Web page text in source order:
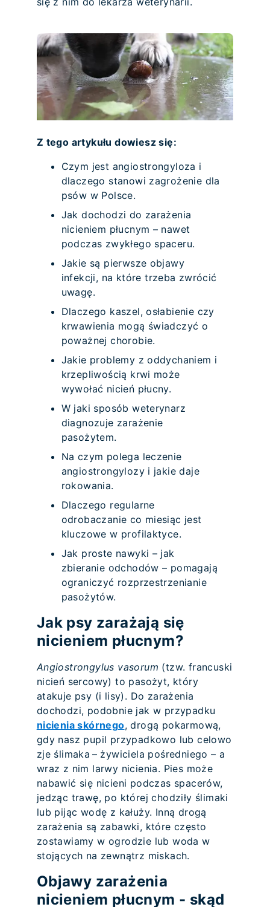
Z tego artykułu dowiesz się:
Czym jest angiostrongyloza i
dlaczego stanowi zagrożenie dla
psów w Polsce.
Jak dochodzi do zarażenia
nicieniem płucnym – nawet
podczas zwykłego spaceru.
Jakie są pierwsze objawy
infekcji, na które trzeba zwrócić
uwagę.
Dlaczego kaszel, osłabienie czy
krwawienia mogą świadczyć o
poważnej chorobie.
Jakie problemy z oddychaniem i
krzepliwością krwi może
wywołać nicień płucny.
W jaki sposób weterynarz
diagnozuje zarażenie
pasożytem.
Na czym polega leczenie
angiostrongylozy i jakie daje
rokowania.
Dlaczego regularne
odrobaczanie co miesiąc jest
kluczowe w profilaktyce.
Jak proste nawyki – jak
zbieranie odchodów – pomagają
ograniczyć rozprzestrzenianie
pasożytów.
Jak psy zarażają się
nicieniem płucnym?
Angiostrongylus vasorum (tzw. francuski
nicień sercowy) to pasożyt, który
atakuje psy (i lisy). Do zarażenia
dochodzi, podobnie jak w przypadku
nicienia skórnego, drogą pokarmową,
gdy nasz pupil przypadkowo lub celowo
zje ślimaka – żywiciela pośredniego – a
wraz z nim larwy nicienia. Pies może
nabawić się nicieni podczas spacerów,
jedząc trawę, po której chodziły ślimaki
lub pijąc wodę z kałuży. Inną drogą
zarażenia są zabawki, które często
zostawiamy w ogrodzie lub woda w
stojących na zewnątrz miskach.
Objawy zarażenia
nicieniem płucnym - skąd